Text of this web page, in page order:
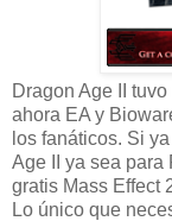
Dragon Age II
ahora EA y
los fanáticos. Si
Age II ya sea para
gratis Mass Effect
Lo único que